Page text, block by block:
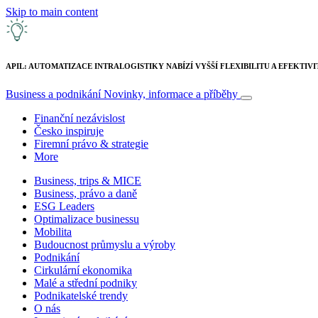
Skip to main content
APIL: AUTOMATIZACE INTRALOGISTIKY NABÍZÍ VYŠŠÍ FLEXIBILITU A
Business a podnikáníNovinky, informace a příběhy
Finanční nezávislost
Česko inspiruje
Firemní právo & strategie
More
Business, trips & MICE
Business, právo a daně
ESG Leaders
Optimalizace businessu
Mobilita
Budoucnost průmyslu a výroby
Podnikání
Cirkulární ekonomika
Malé a střední podniky
Podnikatelské trendy
O nás